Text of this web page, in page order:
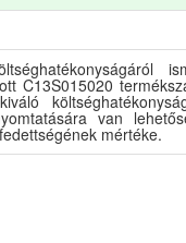
C13S015020
van
mértéke.